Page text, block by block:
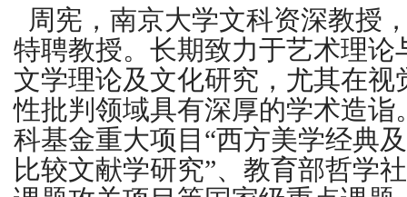
周宪，南京大学文科资深教授
特聘教授。长期致力于艺术理论
文学理论及文化研究，尤其在视
性批判领域具有深厚的学术造诣
科基金重大项目“西方美学经典
比较文献学研究”、教育部哲学